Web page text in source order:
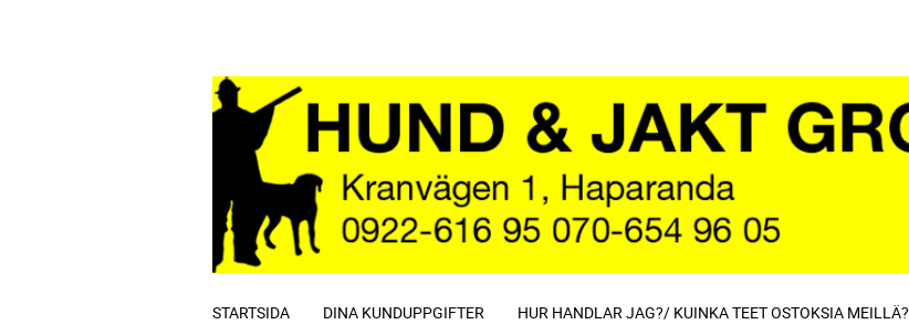
STARTSIDA DINA KUNDUPPGIFTER HUR HANDLAR JAG?/ KUINKA TEET OSTOKSIA MEILLÄ?